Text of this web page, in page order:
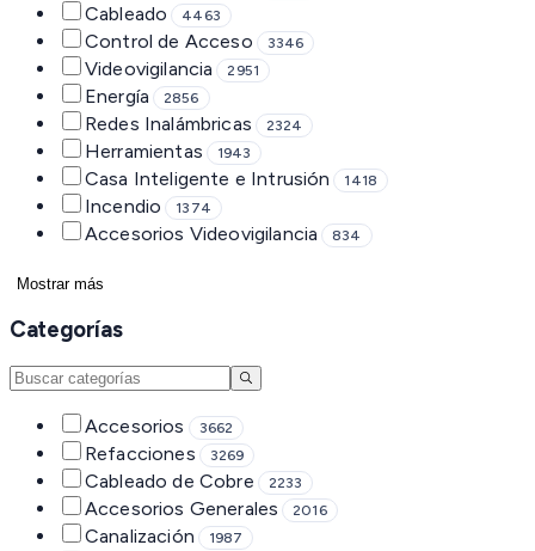
Cableado 4463
Control de Acceso 3346
Videovigilancia 2951
Energía 2856
Redes Inalámbricas 2324
Herramientas 1943
Casa Inteligente e Intrusión 1418
Incendio 1374
Accesorios Videovigilancia 834
Mostrar más
Categorías
Accesorios 3662
Refacciones 3269
Cableado de Cobre 2233
Accesorios Generales 2016
Canalización 1987